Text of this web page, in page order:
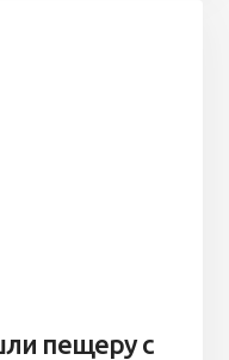
пещеру с